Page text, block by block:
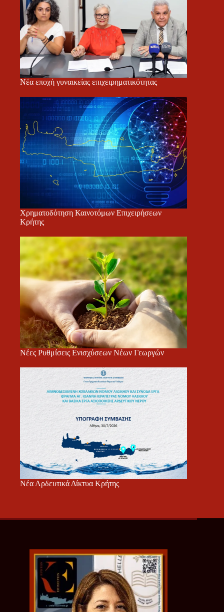
Νέα εποχή γυναικείας επιχειρηματικότητας
Χρηματοδότηση Καινοτόμων Επιχειρήσεων
Κρήτης
Νέες Ρυθμίσεις Ενισχύσεων Νέων Γεωργών
Νέα Αρδευτικά Δίκτυα Κρήτης